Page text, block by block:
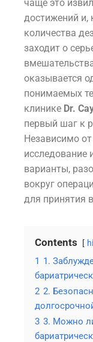
чаще это
достижений и,
количества
заходит о
оказывается
понимаемых
клинике Dr.
первый шаг к
Независимо
исследование
варианты,
вокруг
для принятия
Contents
1 1.
2 2.
3 3. Можно